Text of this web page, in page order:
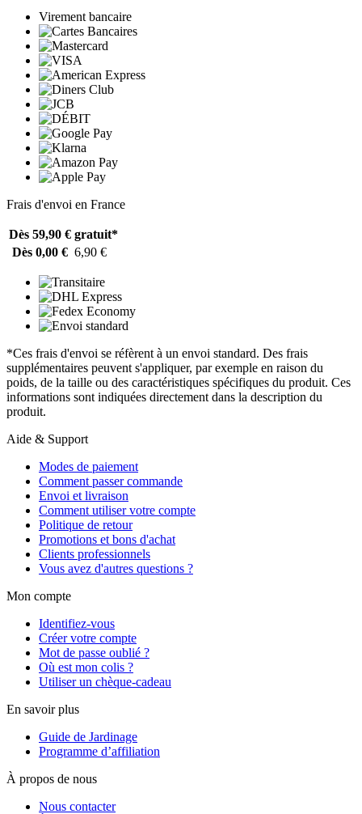
Virement bancaire
Frais d'envoi en France
Dès 59,90 € gratuit*
Dès 0,00 € 6,90 €
*Ces frais d'envoi se réfèrent à un envoi standard. Des frais
supplémentaires peuvent s'appliquer, par exemple en raison du
poids, de la taille ou des caractéristiques spécifiques du produit. Ces
informations sont indiquées directement dans la description du
produit.
Aide & Support
Modes de paiement
Comment passer commande
Envoi et livraison
Comment utiliser votre compte
Politique de retour
Promotions et bons d'achat
Clients professionnels
Vous avez d'autres questions ?
Mon compte
Identifiez-vous
Créer votre compte
Mot de passe oublié ?
Où est mon colis ?
Utiliser un chèque-cadeau
En savoir plus
Guide de Jardinage
Programme d’affiliation
À propos de nous
Nous contacter